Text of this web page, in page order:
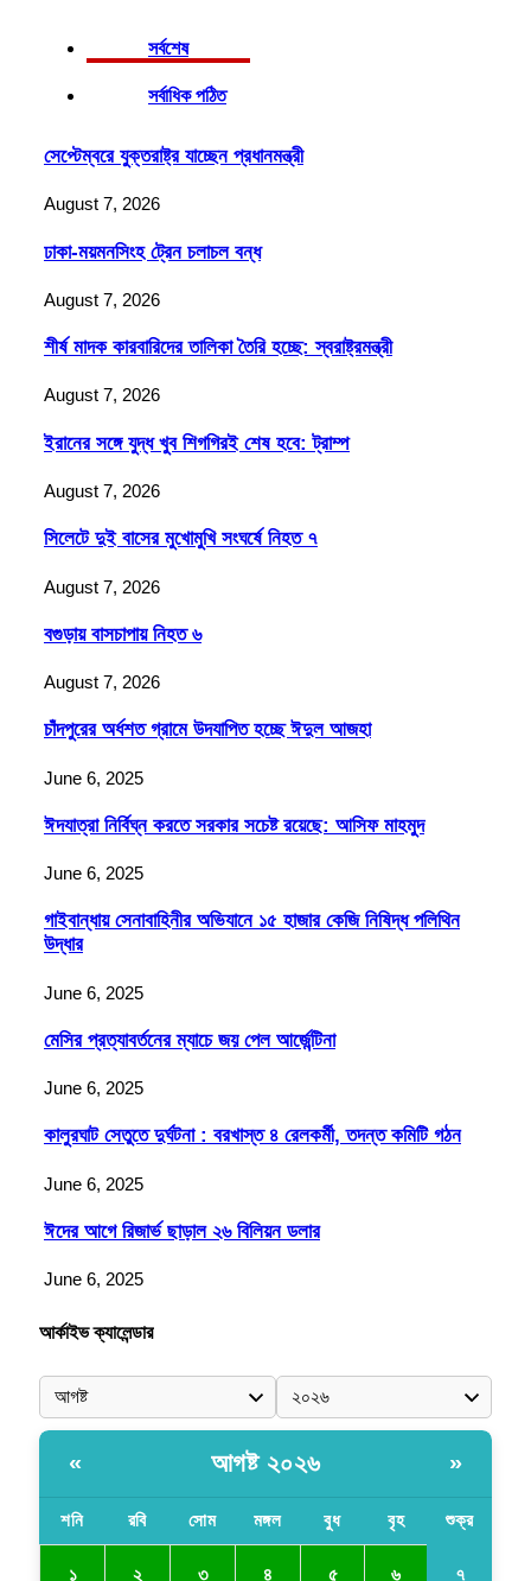
সর্বশেষ
সর্বাধিক পঠিত
সেপ্টেম্বরে যুক্তরাষ্ট্র যাচ্ছেন প্রধানমন্ত্রী
August 7, 2026
ঢাকা-ময়মনসিংহ ট্রেন চলাচল বন্ধ
August 7, 2026
শীর্ষ মাদক কারবারিদের তালিকা তৈরি হচ্ছে: স্বরাষ্ট্রমন্ত্রী
August 7, 2026
ইরানের সঙ্গে যুদ্ধ খুব শিগগিরই শেষ হবে: ট্রাম্প
August 7, 2026
সিলেটে দুই বাসের মুখোমুখি সংঘর্ষে নিহত ৭
August 7, 2026
বগুড়ায় বাসচাপায় নিহত ৬
August 7, 2026
চাঁদপুরের অর্ধশত গ্রামে উদযাপিত হচ্ছে ঈদুল আজহা
June 6, 2025
ঈদযাত্রা নির্বিঘ্ন করতে সরকার সচেষ্ট রয়েছে: আসিফ মাহমুদ
June 6, 2025
গাইবান্ধায় সেনাবাহিনীর অভিযানে ১৫ হাজার কেজি নিষিদ্ধ পলিথিন
উদ্ধার
June 6, 2025
মেসির প্রত্যাবর্তনের ম্যাচে জয় পেল আর্জেন্টিনা
June 6, 2025
কালুরঘাট সেতুতে দুর্ঘটনা : বরখাস্ত ৪ রেলকর্মী, তদন্ত কমিটি গঠন
June 6, 2025
ঈদের আগে রিজার্ভ ছাড়াল ২৬ বিলিয়ন ডলার
June 6, 2025
আর্কাইভ ক্যালেন্ডার
« আগষ্ট ২০২৬ »
শনি রবি সোম মঙ্গল বুধ বৃহ শুক্র
১ ২ ৩ ৪ ৫ ৬ ৭